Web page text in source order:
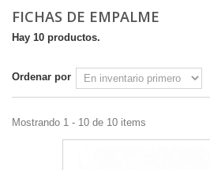
FICHAS DE EMPALME
Hay 10 productos.
Ordenar por
Mostrando 1 - 10 de 10 items